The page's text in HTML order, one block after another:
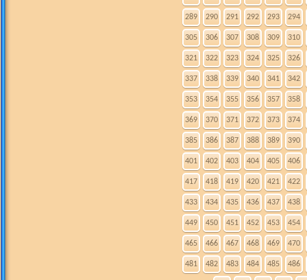
289 290 291 292 293 294
305 306 307 308 309 310
321 322 323 324 325 326
337 338 339 340 341 342
353 354 355 356 357 358
369 370 371 372 373 374
385 386 387 388 389 390
401 402 403 404 405 406
417 418 419 420 421 422
433 434 435 436 437 438
449 450 451 452 453 454
465 466 467 468 469 470
481 482 483 484 485 486